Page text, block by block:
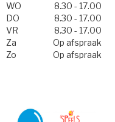
WO
8.30 - 17.00
DO
8.30 - 17.00
VR
8.30 - 17.00
Za
Op afspraak
Zo
Op afspraak